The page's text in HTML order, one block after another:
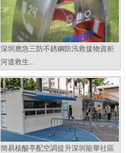
深圳應急三防不銹鋼防汛救援物資柜
河道救生...
簡易核酸亭配空調提升深圳龍華社區